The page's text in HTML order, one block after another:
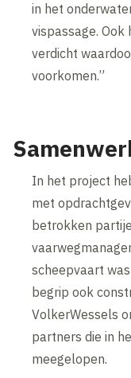
in het
vispassage.
verdicht
voorkomen.”
In het project
met
betrokken
scheepvaart
begrip ook
VolkerWessels
partners die in
meegelopen.